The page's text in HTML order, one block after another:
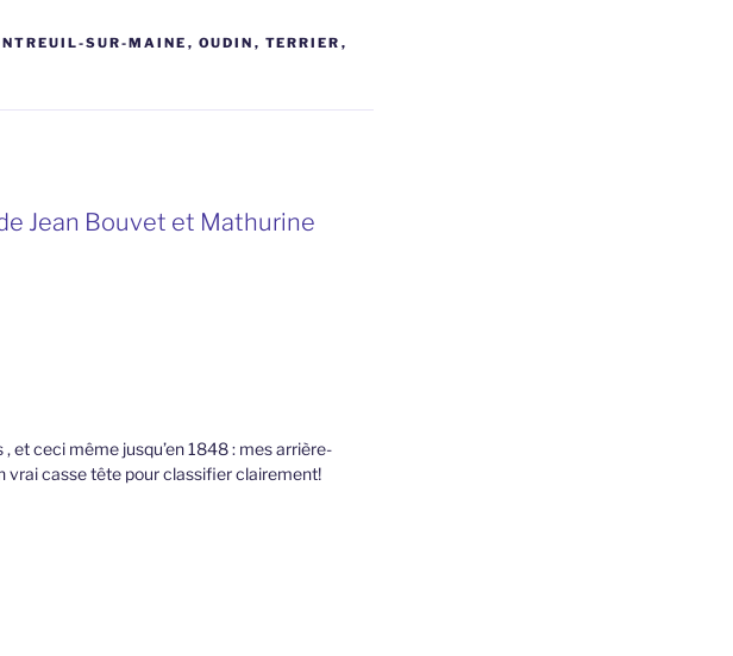
SUR-MAINE , OUDIN , TERRIER ,
Jean Bouvet et Mathurine
, et ceci même jusqu’en 1848 : mes arrière-
vrai casse tête pour classifier clairement!